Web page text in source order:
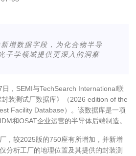
增数据字段，为化合物半导
子学领域提供更深入的洞察
日，SEMI与TechSearch International联
装测试厂数据库》（2026 edition of the
Facility Database）。该数据库是一项
IDM和OSAT企业运营的半导体后端制造。
，较2025版的750座有所增加，并新增
分析工厂的地理位置及其提供的封装测